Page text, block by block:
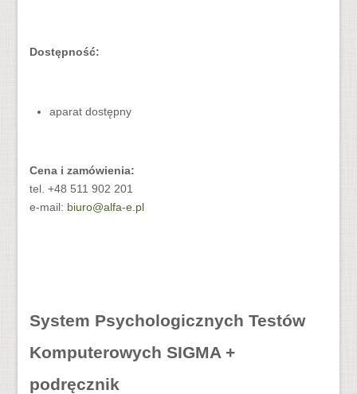
Dostępność:
aparat dostępny
Cena i zamówienia:
tel. +48 511 902 201
e-mail: biuro@alfa-e.pl
System Psychologicznych Testów
Komputerowych SIGMA +
podręcznik